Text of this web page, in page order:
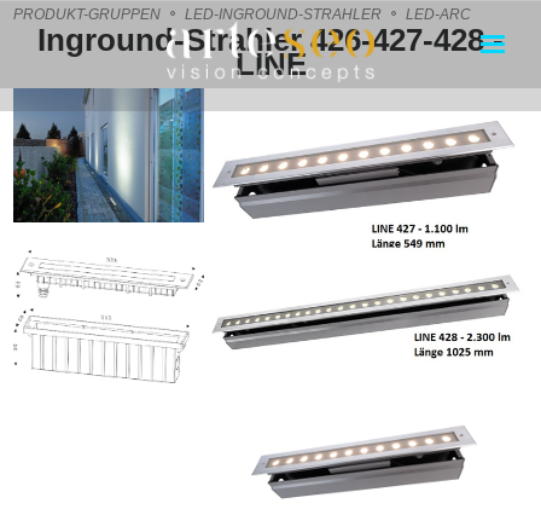
PRODUKT-GRUPPEN LED-INGROUND-STRAHLER LED-ARC
Inground-Strahler 426-427-428 -
LINE